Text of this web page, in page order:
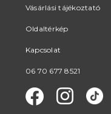
Vásárlási tájékoztató
Oldaltérkép
Kapcsolat
06 70 677 8521